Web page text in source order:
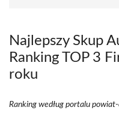
Najlepszy Skup
Ranking TOP 3
roku
Ranking według portalu